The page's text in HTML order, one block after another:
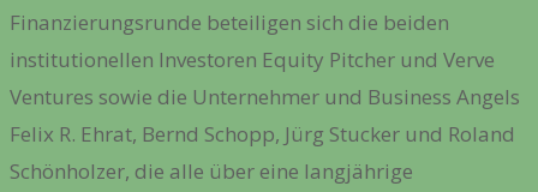
Finanzierungsrunde beteiligen sich die beiden
institutionellen Investoren Equity Pitcher und Verve
Ventures sowie die Unternehmer und Business Angels
Felix R. Ehrat, Bernd Schopp, Jürg Stucker und Roland
Schönholzer, die alle über eine langjährige